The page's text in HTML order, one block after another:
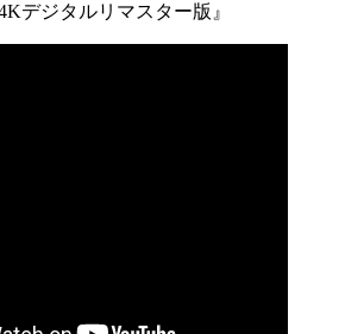
デジタルリマスター版』